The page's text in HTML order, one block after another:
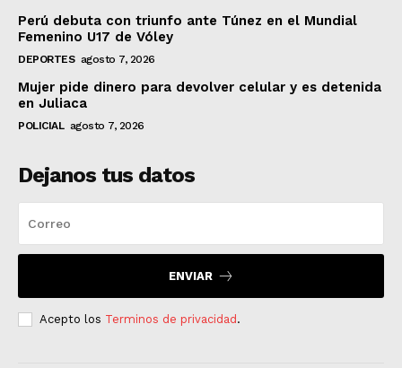
Perú debuta con triunfo ante Túnez en el Mundial
Femenino U17 de Vóley
DEPORTES agosto 7, 2026
Mujer pide dinero para devolver celular y es detenida
en Juliaca
POLICIAL agosto 7, 2026
Dejanos tus datos
ENVIAR
Acepto los Terminos de privacidad .